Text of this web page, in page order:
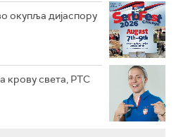
окупља дијаспору
крову света, РТС